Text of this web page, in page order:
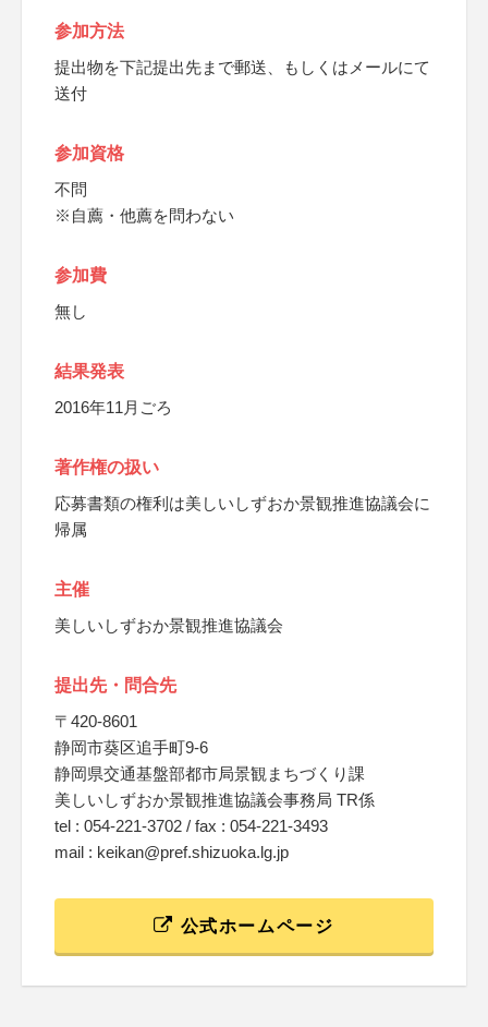
参加方法
提出物を下記提出先まで郵送、もしくはメールにて
送付
参加資格
不問
※自薦・他薦を問わない
参加費
無し
結果発表
2016年11月ごろ
著作権の扱い
応募書類の権利は美しいしずおか景観推進協議会に
帰属
主催
美しいしずおか景観推進協議会
提出先・問合先
〒420-8601
静岡市葵区追手町9-6
静岡県交通基盤部都市局景観まちづくり課
美しいしずおか景観推進協議会事務局 TR係
tel : 054-221-3702 / fax : 054-221-3493
mail : keikan@pref.shizuoka.lg.jp
公式ホームページ